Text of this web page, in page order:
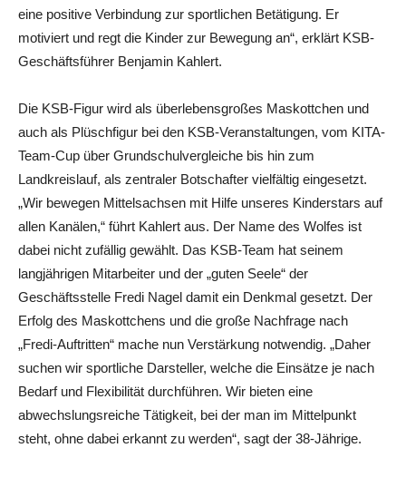
eine positive Verbindung zur sportlichen Betätigung. Er
motiviert und regt die Kinder zur Bewegung an“, erklärt KSB-
Geschäftsführer Benjamin Kahlert.
Die KSB-Figur wird als überlebensgroßes Maskottchen und
auch als Plüschfigur bei den KSB-Veranstaltungen, vom KITA-
Team-Cup über Grundschulvergleiche bis hin zum
Landkreislauf, als zentraler Botschafter vielfältig eingesetzt.
„Wir bewegen Mittelsachsen mit Hilfe unseres Kinderstars auf
allen Kanälen,“ führt Kahlert aus. Der Name des Wolfes ist
dabei nicht zufällig gewählt. Das KSB-Team hat seinem
langjährigen Mitarbeiter und der „guten Seele“ der
Geschäftsstelle Fredi Nagel damit ein Denkmal gesetzt. Der
Erfolg des Maskottchens und die große Nachfrage nach
„Fredi-Auftritten“ mache nun Verstärkung notwendig. „Daher
suchen wir sportliche Darsteller, welche die Einsätze je nach
Bedarf und Flexibilität durchführen. Wir bieten eine
abwechslungsreiche Tätigkeit, bei der man im Mittelpunkt
steht, ohne dabei erkannt zu werden“, sagt der 38-Jährige.